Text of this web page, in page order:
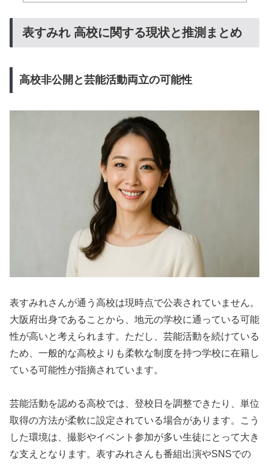
表すみれ 高校に関する現状と推測まとめ
高校非公開と芸能活動両立の可能性
表すみれさんが通う高校は現時点で公表されていません。
大阪府出身であることから、地元の学校に通っている可能
性が高いと考えられます。ただし、芸能活動を続けている
ため、一般的な高校よりも柔軟な制度を持つ学校に在籍し
ている可能性が指摘されています。
芸能活動を認める高校では、登校日を調整できたり、単位
取得の方法が柔軟に設定されている場合があります。こう
した環境は、撮影やイベント参加が多い生徒にとって大き
な支えとなります。表すみれさんも番組出演やSNSでの